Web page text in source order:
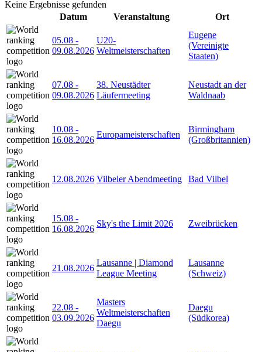
Keine Ergebnisse gefunden
Datum
Veranstaltung Ort
05.08 -
09.08.2026
U20-
Weltmeisterschaften
Eugene
(Vereinigte
Staaten)
07.08 -
09.08.2026
38. Neustädter
Läufermeeting
Neustadt an der
Waldnaab
10.08 -
16.08.2026
Europameisterschaften
Birmingham
(Großbritannien)
12.08.2026 Vilbeler Abendmeeting Bad Vilbel
15.08 -
16.08.2026
Sky's the Limit 2026 Zweibrücken
21.08.2026
Lausanne | Diamond
League Meeting
Lausanne
(Schweiz)
22.08 -
03.09.2026
Masters
Weltmeisterschaften
Daegu
Daegu
(Südkorea)